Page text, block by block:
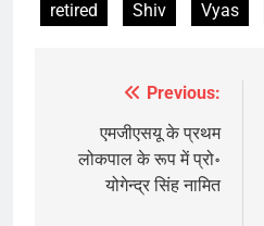
retired
Shiv Vyas
navigation
Previous:
एमजीएसयू के प्रथम
लोकपाल के रूप में प्रो॰
योगेन्द्र सिंह नामित